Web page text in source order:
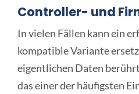
Controller- und
In vielen Fällen kann ein
kompatible Variante
eigentlichen Daten
das einer der häufigsten